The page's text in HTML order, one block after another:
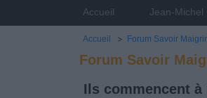
Accueil Jean-Michel
Accueil > Forum Savoir Maigrir
Forum Savoir
Ils commencent